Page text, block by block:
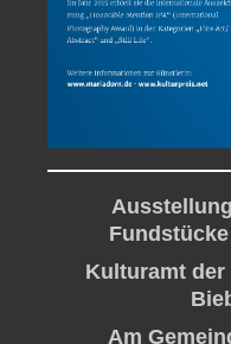
Kulturamt der
Am